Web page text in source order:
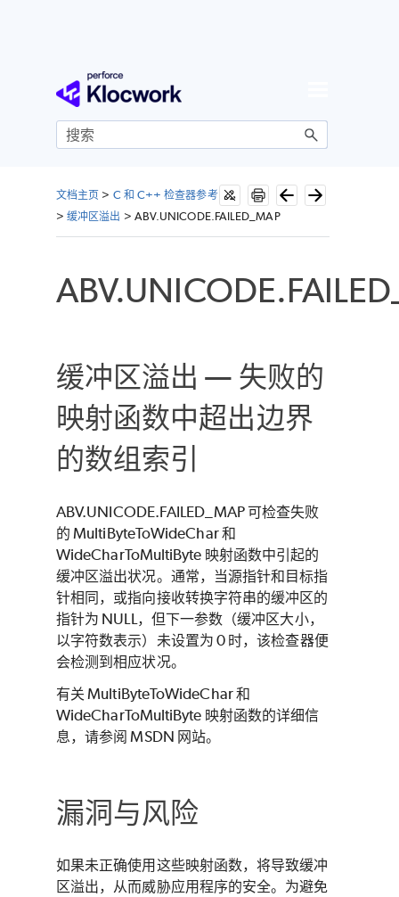
跳到主内容
文档主页 > C 和 C++ 检查器参考
>缓冲区溢出 > ABV.UNICODE.FAILED_MAP
缓冲区溢出 — 失败的
映射函数中超出边界
的数组索引
ABV.UNICODE.FAILED_MAP 可检查失败
的 MultiByteToWideChar 和
WideCharToMultiByte 映射函数中引起的
缓冲区溢出状况。通常，当源指针和目标指
针相同，或指向接收转换字符串的缓冲区的
指针为 NULL，但下一参数（缓冲区大小，
以字符数表示）未设置为 0 时，该检查器便
会检测到相应状况。
有关 MultiByteToWideChar 和
WideCharToMultiByte 映射函数的详细信
息，请参阅 MSDN 网站。
漏洞与风险
如果未正确使用这些映射函数，将导致缓冲
区溢出，从而威胁应用程序的安全。为避免